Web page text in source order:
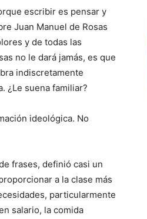
escribir es pensar y
Juan Manuel de Rosas
y de todas las
no le dará jamás, es que
indiscretamente
¿Le suena familiar?
ideológica. No
frases, definió casi un
a la clase más
particularmente
salario, la comida